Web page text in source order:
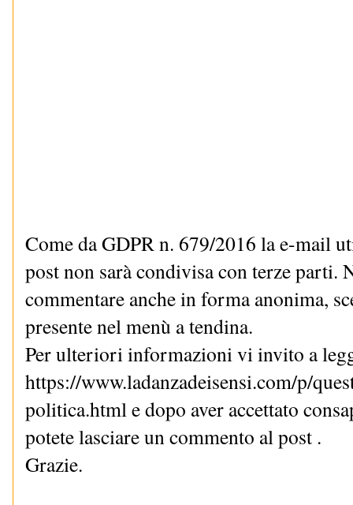
Come da GDPR n. 679/2016 la e-mail
post non sarà condivisa con terze parti.
commentare anche in forma anonima,
presente nel menù a tendina.
Per ulteriori informazioni vi invito a
https://www.ladanzadeisensi.com/p/
politica.html e dopo aver accettato
potete lasciare un commento al post .
Grazie.